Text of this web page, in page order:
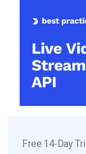
Free 14-Day